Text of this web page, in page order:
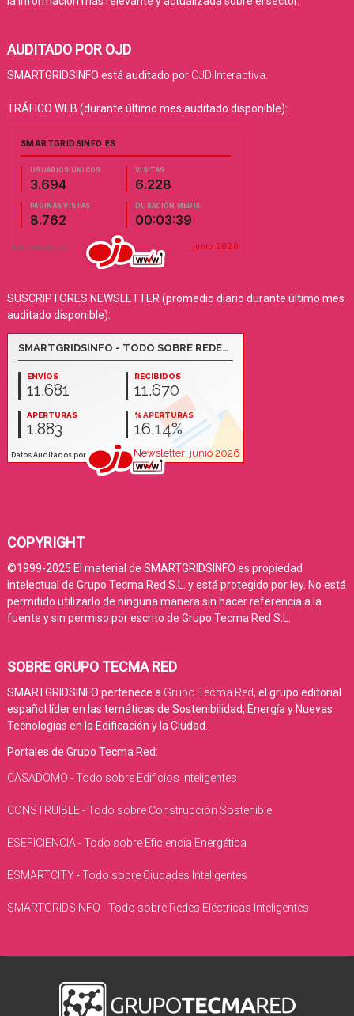
AUDITADO POR OJD
SMARTGRIDSINFO está auditado por OJD Interactiva
TRÁFICO WEB (durante último mes auditado disponible):
SUSCRIPTORES NEWSLETTER (promedio diario durante último mes
auditado disponible):
COPYRIGHT
©1999-2025 El material de SMARTGRIDSINFO es propiedad
intelectual de Grupo Tecma Red S.L. y está protegido por ley. No está
permitido utilizarlo de ninguna manera sin hacer referencia a la
fuente y sin permiso por escrito de Grupo Tecma Red S.L.
SOBRE GRUPO TECMA RED
SMARTGRIDSINFO pertenece a Grupo Tecma Red, el grupo editorial
español líder en las temáticas de Sostenibilidad, Energía y Nuevas
Tecnologías en la Edificación y la Ciudad.
Portales de Grupo Tecma Red:
CASADOMO - Todo sobre Edificios Inteligentes
CONSTRUIBLE - Todo sobre Construcción Sostenible
ESEFICIENCIA - Todo sobre Eficiencia Energética
ESMARTCITY - Todo sobre Ciudades Inteligentes
SMARTGRIDSINFO - Todo sobre Redes Eléctricas Inteligentes